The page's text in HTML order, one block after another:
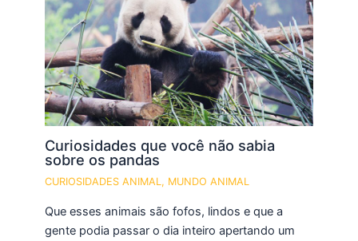
Curiosidades que você não sabia
sobre os pandas
CURIOSIDADES ANIMAL , MUNDO ANIMAL
Que esses animais são fofos, lindos e que a
gente podia passar o dia inteiro apertando um